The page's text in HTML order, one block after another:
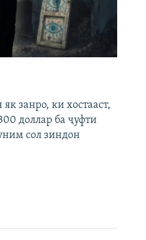
занро, ки хостааст,
доллар ба ҷуфти
сол зиндон